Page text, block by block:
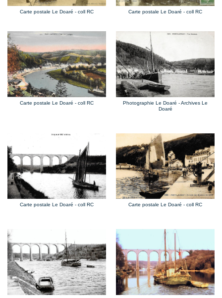
Carte postale Le Doaré - coll RC Carte postale Le Doaré - coll RC
Carte postale Le Doaré - coll RC
Photographie Le Doaré - Archives Le
Doaré
Carte postale Le Doaré - coll RC Carte postale Le Doaré - coll RC